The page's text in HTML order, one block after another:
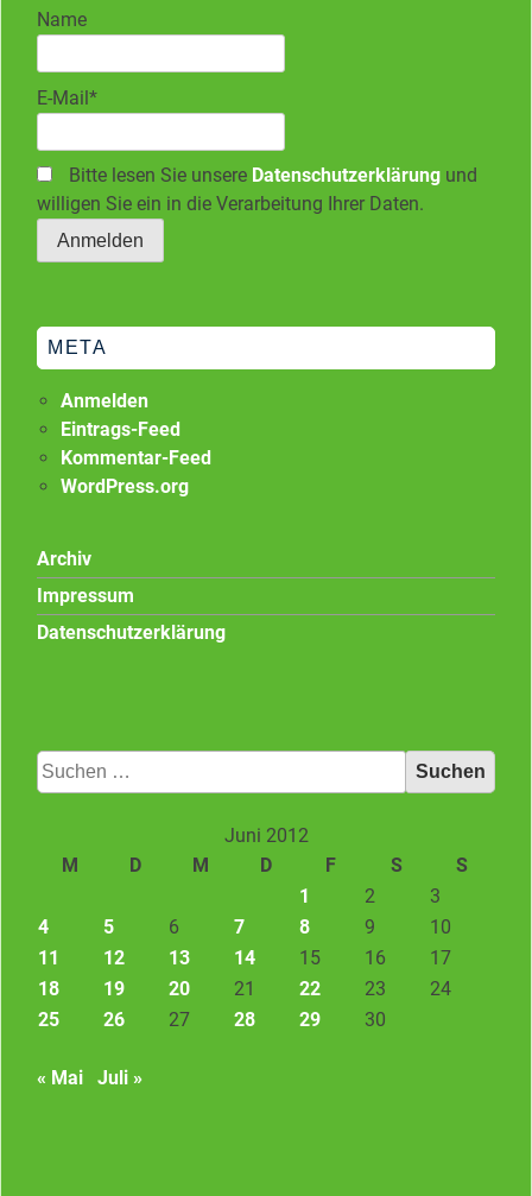
Name
E-Mail*
Bitte lesen Sie unsere Datenschutzerklärung und
willigen Sie ein in die Verarbeitung Ihrer Daten.
META
Anmelden
Eintrags-Feed
Kommentar-Feed
WordPress.org
Archiv
Impressum
Datenschutzerklärung
Suchen
nach:
Juni 2012
M
D M D F S
S
1
2
3
4
5 6 7 8 9
10
11
12 13 14 15 16
17
18
19 20 21 22 23
24
25
26 27 28 29 30
« Mai Juli »